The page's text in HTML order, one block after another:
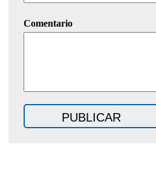
Comentario